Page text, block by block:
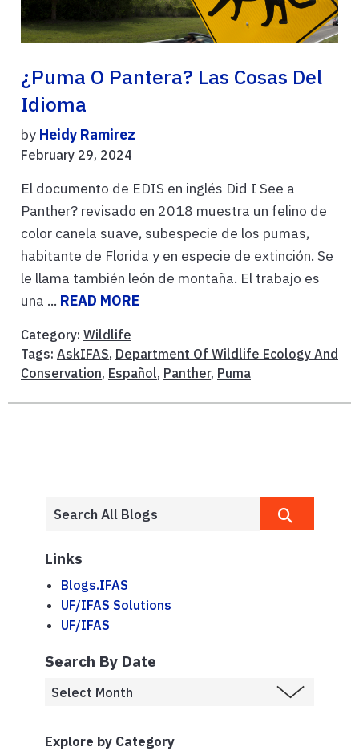
¿Puma O Pantera? Las Cosas Del
Idioma
by Heidy Ramirez
February 29, 2024
El documento de EDIS en inglés Did I See a
Panther? revisado en 2018 muestra un felino de
color canela suave, subespecie de los pumas,
habitante de Florida y en especie de extinción. Se
le llama también león de montaña. El trabajo es
una ... READ MORE
Category: Wildlife
Tags: AskIFAS, Department Of Wildlife Ecology And
Conservation, Español, Panther, Puma
Links
Blogs.IFAS
UF/IFAS Solutions
UF/IFAS
Search By Date
Explore by Category